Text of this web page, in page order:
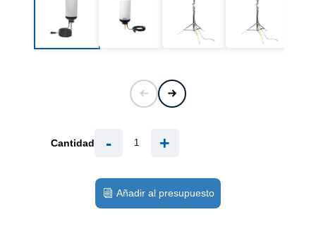
Cantidad - +
Añadir al presupuesto